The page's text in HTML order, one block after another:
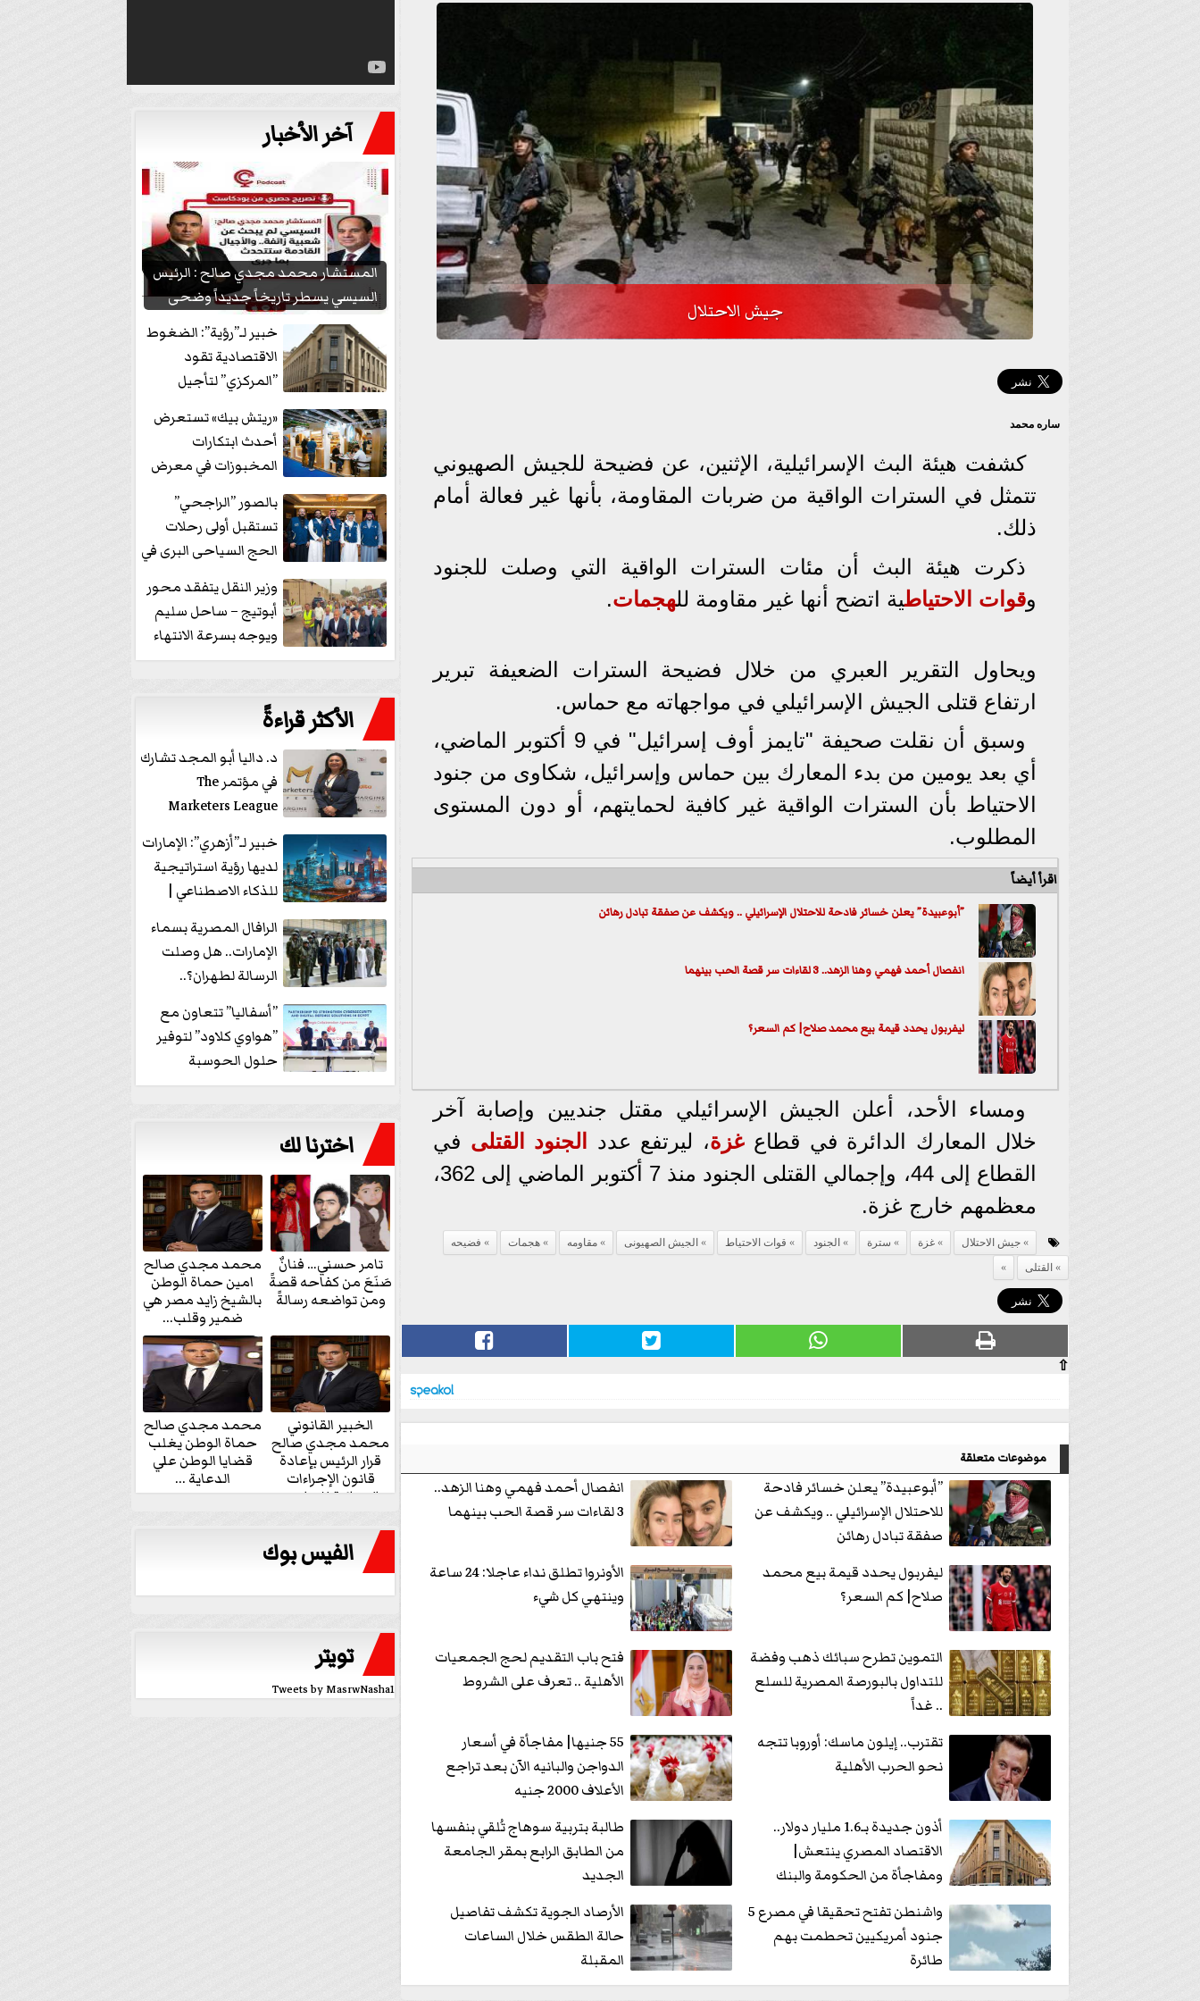
جيش الاحتلال
ساره محمد
كشفت هيئة البث الإسرائيلية، الإثنين، عن فضيحة للجيش الصهيوني
تتمثل في السترات الواقية من ضربات المقاومة، بأنها غير فعالة أمام
ذلك.
ذكرت هيئة البث أن مئات السترات الواقية التي وصلت للجنود
وقوات الاحتياطية اتضح أنها غير مقاومة للهجمات.
ويحاول التقرير العبري من خلال فضيحة السترات الضعيفة تبرير
ارتفاع قتلى الجيش الإسرائيلي في مواجهاته مع حماس.
وسبق أن نقلت صحيفة "تايمز أوف إسرائيل" في 9 أكتوبر الماضي،
أي بعد يومين من بدء المعارك بين حماس وإسرائيل، شكاوى من جنود
الاحتياط بأن السترات الواقية غير كافية لحمايتهم، أو دون المستوى
المطلوب.
اقرأ أيضاً
”أبوعبيدة” يعلن خسائر فادحة للاحتلال الإسرائيلي .. ويكشف عن صفقة تبادل رهائن
انفصال أحمد فهمي وهنا الزهد.. 3 لقاءات سر قصة الحب بينهما
ليفربول يحدد قيمة بيع محمد صلاح| كم السعر؟
ومساء الأحد، أعلن الجيش الإسرائيلي مقتل جنديين وإصابة آخر
خلال المعارك الدائرة في قطاعغزة، ليرتفع عدد الجنود القتلى في
القطاع إلى 44، وإجمالي القتلى الجنود منذ 7 أكتوبر الماضي إلى 362،
معظمهم خارج غزة.
جيش الاحتلال غزة سترة الجنود قوات الاحتياط الجيش الصهيونى مقاومه هجمات
فضيحه
القتلى
⇧
موضوعات متعلقة
”أبوعبيدة” يعلن خسائر فادحة
للاحتلال الإسرائيلي .. ويكشف عن
صفقة تبادل رهائن
انفصال أحمد فهمي وهنا الزهد..
3 لقاءات سر قصة الحب بينهما
ليفربول يحدد قيمة بيع محمد
صلاح| كم السعر؟
الأونروا تطلق نداء عاجلا: 24 ساعة
وينتهي كل شيء
التموين تطرح سبائك ذهب وفضة
للتداول بالبورصة المصرية للسلع
.. غداً
فتح باب التقديم لحج الجمعيات
الأهلية .. تعرف على الشروط
تقترب.. إيلون ماسك: أوروبا تتجه
نحو الحرب الأهلية
55 جنيها| مفاجأة في أسعار
الدواجن والبانيه الآن بعد تراجع
الأعلاف 2000 جنيه
أذون جديدة بـ1.6 مليار دولار..
الاقتصاد المصري ينتعش|
ومفاجأة من الحكومة والبنك
طالبة بتربية سوهاج تُلقي بنفسها
من الطابق الرابع بمقر الجامعة
الجديد
واشنطن تفتح تحقيقا في مصرع 5
جنود أمريكيين تحطمت بهم
طائرة
الأرصاد الجوية تكشف تفاصيل
حالة الطقس خلال الساعات
المقبلة
آخر الأخبار
المستشار محمد مجدي صالح : الرئيس
السيسي يسطر تاريخاً جديداً وضحى
بشعبيته...
خبير لـ”رؤية”: الضغوط
الاقتصادية تقود
”المركزي” لتأجيل
«ريتش بيك» تستعرض
أحدث ابتكارات
المخبوزات في معرض
منتجات...
بالصور ”الراجحي”
تستقبل أولى رحلات
الحج السياحى البرى في
وزير النقل يتفقد محور
أبوتيج – ساحل سليم
ويوجه بسرعة الانتهاء
من...
الأكثر قراءةً
د. داليا أبو المجد تشارك
في مؤتمر The
Marketers League
وتدير جلسة...
خبير لـ”أزهري”: الإمارات
لديها رؤية استراتيجية
للذكاء الاصطناعي |
الرافال المصرية بسماء
الإمارات.. هل وصلت
الرسالة لطهران؟..
”ماعت جروب” تُجيب؟
|...
”أسفاليا” تتعاون مع
”هواوي كلاود” لتوفير
حلول الحوسبة
السحابية والأمن
اخترنا لك
تامر حسني… فنانٌ
صَنَعَ من كفاحه قصةً
ومن تواضعه رسالةً
محمد مجدي صالح
امين حماة الوطن
بالشيخ زايد مصر هي
ضمير وقلب...
الخبير القانوني
محمد مجدي صالح
قرار الرئيس بإعادة
قانون الإجراءات
الجنائية للنواب...
محمد مجدي صالح
حماة الوطن يغلب
قضايا الوطن علي
الدعاية ...
الفيس بوك
تويتر
Tweets by MasrwNasha1